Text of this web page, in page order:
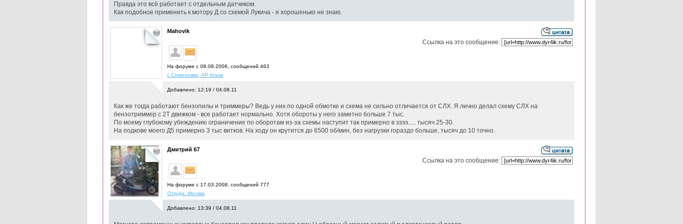
Правда это всё работает с отдельным датчиком.
Как подобное применить к мотору Д со схемой Лукича - я хорошенько не знаю.
Mahovik
На форуме с 08.08.2006, cообщений 463
с.Семеновка, АР Крым
Ссылка на это сообщение:
Добавлено: 12:19 / 04.08.11
Как же тогда работают бензопилы и триммеры? Ведь у них по одной обмотке и схема не сильно отличается от СЛХ. Я лично делал схему СЛХ на
бензотриммер с 2Т движком - все работает нормально. Хотя обороты у него заметно больше 7 тыс.
По моему глубокому убеждению ограничение по оборотам из-за схемы наступит так примерно в ээээ..... тысяч 25-30.
На подкове моего Д5 примерно 3 тыс витков. На ходу он крутится до 6500 об/мин, без нагрузки гораздо больше, тысяч до 10 точно.
Дмитрий 67
На форуме с 17.03.2008, cообщений 777
Откуда: Москва
Ссылка на это сообщение:
Добавлено: 13:39 / 04.08.11